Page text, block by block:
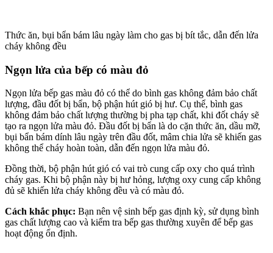
Thức ăn, bụi bẩn bám lâu ngày làm cho gas bị bít tắc, dẫn đến lửa
cháy không đều
Ngọn lửa của bếp có màu đỏ
Ngọn lửa bếp gas màu đỏ có thể do bình gas không đảm bảo chất
lượng, đầu đốt bị bẩn, bộ phận hút gió bị hư. Cụ thể, bình gas
không đảm bảo chất lượng thường bị pha tạp chất, khi đốt cháy sẽ
tạo ra ngọn lửa màu đỏ. Đầu đốt bị bẩn là do cặn thức ăn, dầu mỡ,
bụi bẩn bám dính lâu ngày trên đầu đốt, mâm chia lửa sẽ khiến gas
không thể cháy hoàn toàn, dẫn đến ngọn lửa màu đỏ.
Đồng thời, bộ phận hút gió có vai trò cung cấp oxy cho quá trình
cháy gas. Khi bộ phận này bị hư hỏng, lượng oxy cung cấp không
đủ sẽ khiến lửa cháy không đều và có màu đỏ.
Cách khắc phục: Bạn nên vệ sinh bếp gas định kỳ, sử dụng bình
gas chất lượng cao và kiểm tra bếp gas thường xuyên để bếp gas
hoạt động ổn định.